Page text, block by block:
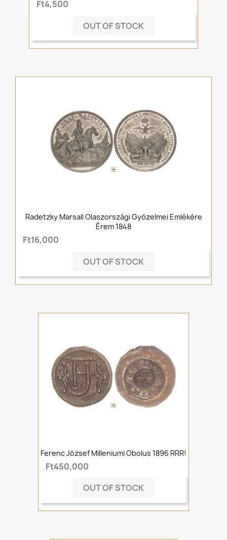
Ft4,500
OUT OF STOCK
Radetzky Marsall Olaszországi Győzelmei Emlékére
Érem 1848
Ft16,000
OUT OF STOCK
Ferenc József Milleniumi Obolus 1896 RRR!
Ft450,000
OUT OF STOCK